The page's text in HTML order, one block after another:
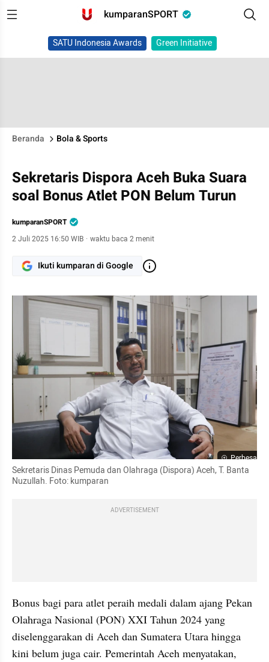
kumparanSPORT
SATU Indonesia Awards Green Initiative
Beranda Bola & Sports
Sekretaris Dispora Aceh Buka Suara
soal Bonus Atlet PON Belum Turun
kumparanSPORT
2 Juli 2025 16:50 WIB · waktu baca 2 menit
Ikuti kumparan di Google
Perbesar
Sekretaris Dinas Pemuda dan Olahraga (Dispora) Aceh, T. Banta
Nuzullah. Foto: kumparan
ADVERTISEMENT
Bonus bagi para atlet peraih medali dalam ajang Pekan
Olahraga Nasional (PON) XXI Tahun 2024 yang
diselenggarakan di Aceh dan Sumatera Utara hingga
kini belum juga cair. Pemerintah Aceh menyatakan,